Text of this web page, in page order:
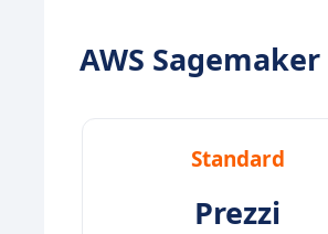
AWS
Standard
Prezzi